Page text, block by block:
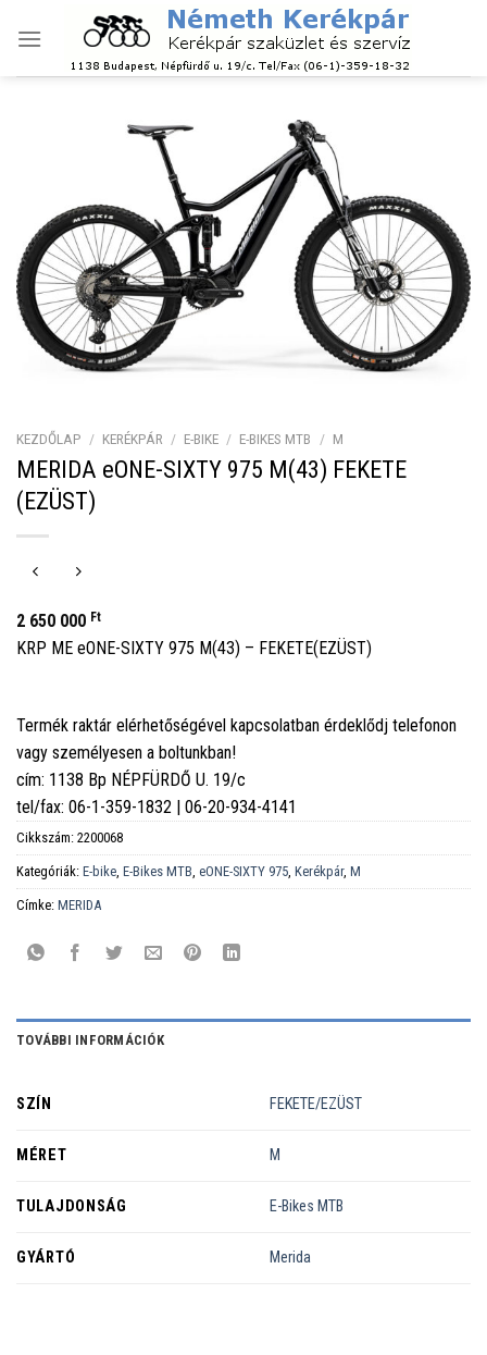
KEZDŐLAP / KERÉKPÁR / E-BIKE / E-BIKES MTB / M
MERIDA eONE-SIXTY 975 M(43) FEKETE
(EZÜST)
2 650 000 Ft
KRP ME eONE-SIXTY 975 M(43) – FEKETE(EZÜST)
Termék raktár elérhetőségével kapcsolatban érdeklődj telefonon
vagy személyesen a boltunkban!
cím: 1138 Bp NÉPFÜRDŐ U. 19/c
tel/fax: 06-1-359-1832 | 06-20-934-4141
Cikkszám: 2200068
Kategóriák: E-bike E-Bikes MTB eONE-SIXTY 975 Kerékpár, M
Címke: MERIDA
TOVÁBBI INFORMÁCIÓK
SZÍN FEKETE/EZÜST
MÉRET M
TULAJDONSÁG E-Bikes MTB
GYÁRTÓ Merida